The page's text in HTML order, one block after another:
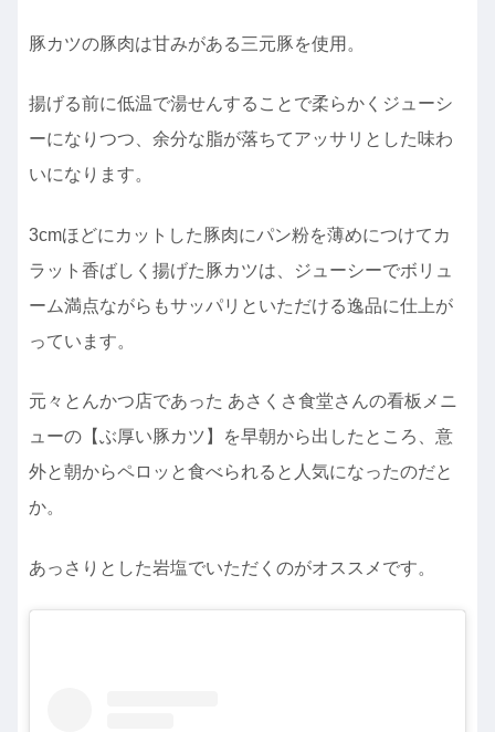
豚カツの豚肉は甘みがある三元豚を使用。
揚げる前に低温で湯せんすることで柔らかくジューシ
ーになりつつ、余分な脂が落ちてアッサリとした味わ
いになります。
3cmほどにカットした豚肉にパン粉を薄めにつけてカ
ラット香ばしく揚げた豚カツは、ジューシーでボリュ
ーム満点ながらもサッパリといただける逸品に仕上が
っています。
元々とんかつ店であった あさくさ食堂さんの看板メニ
ューの【ぶ厚い豚カツ】を早朝から出したところ、意
外と朝からペロッと食べられると人気になったのだと
か。
あっさりとした岩塩でいただくのがオススメです。